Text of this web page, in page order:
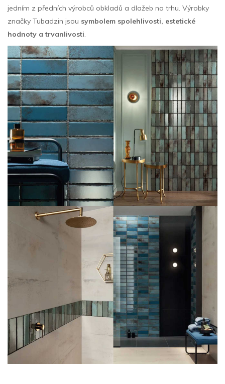
jedním z předních výrobců obkladů a dlažeb na trhu. Výrobky
značky Tubadzin jsou symbolem spolehlivosti, estetické
hodnoty a trvanlivosti.